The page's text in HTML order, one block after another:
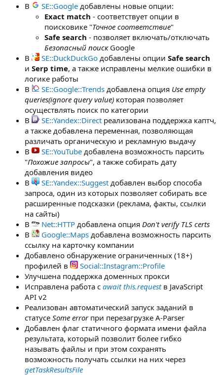
В
SE::Google добавлены новые опции:
Exact match - соответствует опции в
поисковике "Точное соответствие"
Safe search - позволяет включать/отключать
Безопасный поискGoogle
В
SE::DuckDuckGo добавлены опции Safe search
и Serp time, а также исправлены мелкие ошибки в
логике работы
В
SE::Google::Trends добавлена опция Use empty
queries(ignore query value) которая позволяет
осуществлять поиск по категории
В
SE::Yandex::Direct реализована поддержка каптч,
а также добавлена переменная, позволяющая
различать органическую и рекламную выдачу
В
SE::YouTube добавлена возможность парсить
"Похожие запросы", а также собирать дату
добавления видео
В
SE::Yandex::Suggest добавлен выбор способа
запроса, один из которых позволяет собирать все
расширенные подсказки (реклама, факты, ссылки
на сайты)
В
Net::HTTP добавлена опция Don't verify TLS certs
В
Google::Maps добавлена возможность парсить
ссылку на карточку компании
Добавлено обнаружение ограниченных (18+)
профилей в
Social::Instagram::Profile
Улучшена поддержка доменных прокси
Исправлена работа с await this.request в JavaScript
API v2
Реализован автоматический запуск заданий в
статусе Some errorпри перезагрузке A-Parser
Добавлен флаг статичного формата имени файла
результата, который позволит более гибко
называть файлы и при этом сохранять
возможность получать ссылки на них через
getTaskResultsFile